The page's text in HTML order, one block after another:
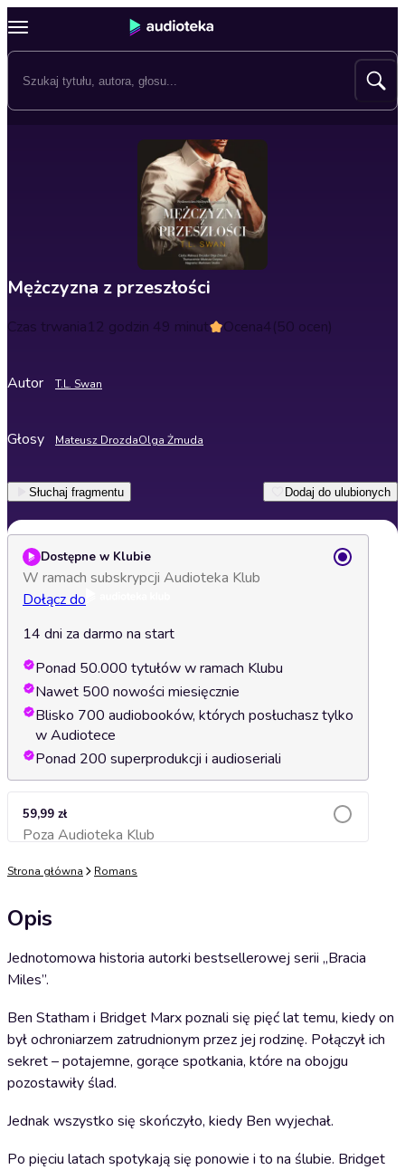
Mężczyzna z przeszłości
Czas trwania12 godzin 49 minut Ocena4(50 ocen)
Autor T.L. Swan
Głosy Mateusz DrozdaOlga Żmuda
Słuchaj fragmentu Dodaj do ulubionych
Dostępne w Klubie
W ramach subskrypcji Audioteka Klub
Dołącz do
14 dni za darmo na start
Ponad 50.000 tytułów w ramach Klubu
Nawet 500 nowości miesięcznie
Blisko 700 audiobooków, których posłuchasz tylko
w Audiotece
Ponad 200 superprodukcji i audioseriali
59,99 zł
Poza Audioteka KlubDodaj do koszyka
Strona główna Romans
Opis
Jednotomowa historia autorki bestsellerowej serii „Bracia
Miles”.
Ben Statham i Bridget Marx poznali się pięć lat temu, kiedy on
był ochroniarzem zatrudnionym przez jej rodzinę. Połączył ich
sekret – potajemne, gorące spotkania, które na obojgu
pozostawiły ślad.
Jednak wszystko się skończyło, kiedy Ben wyjechał.
Po pięciu latach spotykają się ponowie i to na ślubie. Bridget